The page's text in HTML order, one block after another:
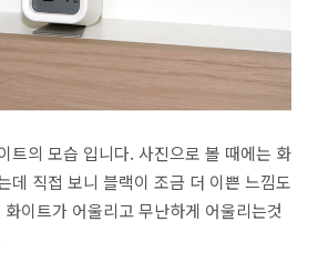
트의 모습 입니다. 사진으로 볼 때에는 화
데 직접 보니 블랙이 조금 더 이쁜 느낌도
이트가 어울리고 무난하게 어울리는것